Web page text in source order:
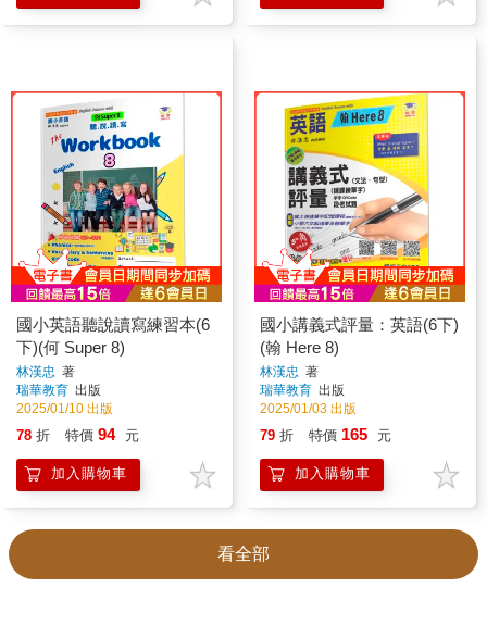
國小英語聽說讀寫練習本(6
下)(何 Super 8)
林漢忠 著
瑞華教育 出版
2025/01/10 出版
78 折 特價 94 元
加入購物車
國小講義式評量：英語(6下)
(翰 Here 8)
林漢忠 著
瑞華教育 出版
2025/01/03 出版
79 折 特價 165 元
加入購物車
看全部